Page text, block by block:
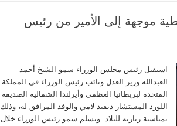
موجهة إلى الأمير من رئيس
استقبل رئيس مجلس الوزراء سمو الشيخ أحمد
العبدالله وزير العدل ونائب رئيس الوزراء في المملكة
المتحدة لبريطانيا العظمى وأيرلندا الشمالية الصديقة
اللورد المستشار ديفيد لامي والوفد المرافق له، وذلك
بمناسبة زيارته للبلاد. وتسلم سمو رئيس الوزراء خلال